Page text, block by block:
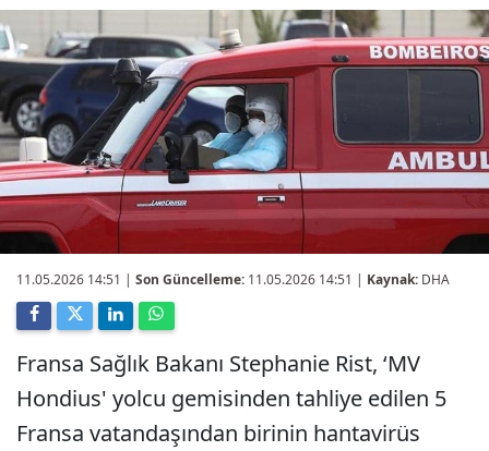
11.05.2026 14:51 | Son Güncelleme: 11.05.2026 14:51 | Kaynak: DHA
Fransa Sağlık Bakanı Stephanie Rist, ‘MV
Hondius' yolcu gemisinden tahliye edilen 5
Fransa vatandaşından birinin hantavirüs